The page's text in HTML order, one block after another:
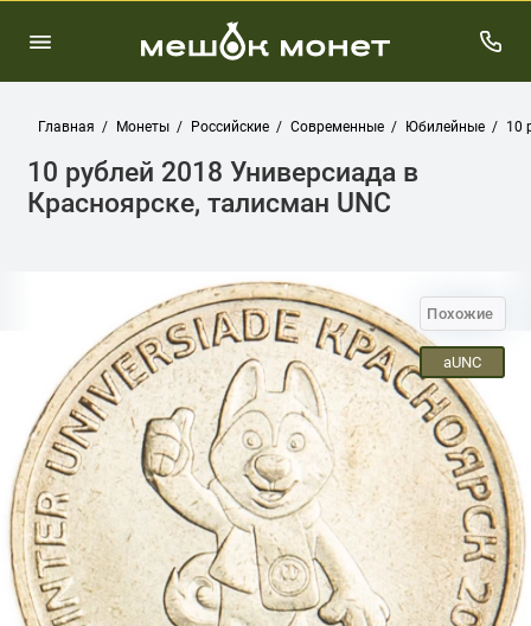
Главная Монеты Российские Современные Юбилейные 10
10 рублей 2018 Универсиада в
Красноярске, талисман UNC
Похожие
aUNC